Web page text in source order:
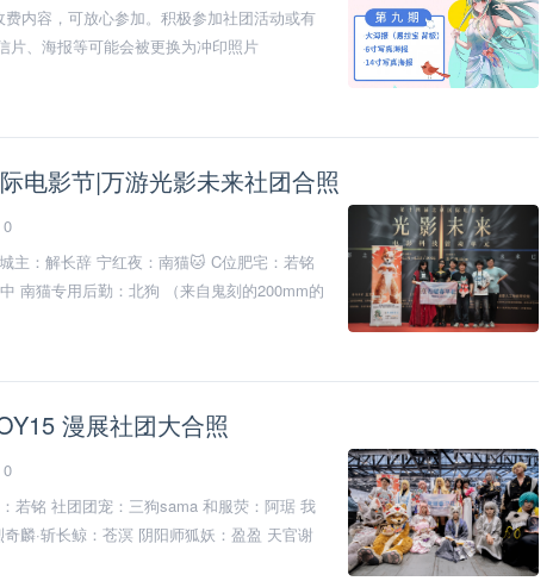
内容，可放心参加。积极参加社团活动或有
片、海报等可能会被更换为冲印照片
电影节|万游光影未来社团合照
0
主：解长辞 宁红夜：南猫🐱 C位肥宅：若铭
南猫专用后勤：北狗 （来自鬼刻的200mm的
漫展社团大合照
0
若铭 社团团宠：三狗sama 和服荧：阿琚 我
麟·斩长鲸：苍溟 阴阳师狐妖：盈盈 天官谢
想症守护者颜语：酔流缘 申鹤冷花幽露：南